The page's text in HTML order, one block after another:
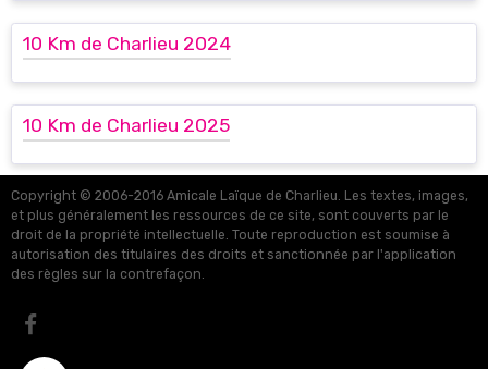
10 Km de Charlieu 2024
10 Km de Charlieu 2025
Copyright © 2006-2016 Amicale Laïque de Charlieu. Les textes, images,
et plus généralement les ressources de ce site, sont couverts par le
droit de la propriété intellectuelle. Toute reproduction est soumise à
autorisation des titulaires des droits et sanctionnée par l'application
des règles sur la contrefaçon.